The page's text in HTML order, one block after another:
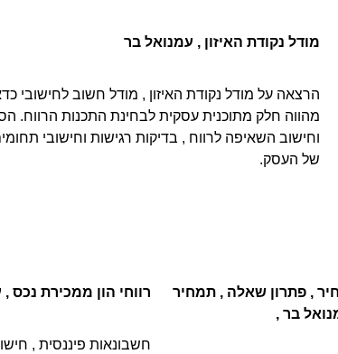
מודל נקודת האיזון , עמנואל בר
הרצאה על מודל נקודת האיזון , מודל חשוב לחישובי
מהווה חלק מתוכנית עסקית לבחינת התכנות הרווח.
וחישוב השאיפה לרווח , בדיקות רגישות וחישובי
של העסק.
, פתרון שאלה , תמחיר
בר ,
רווחי הון ממכירת נכס
חשבונאות פיננסית ,